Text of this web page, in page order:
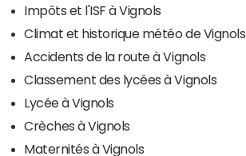
Impôts et l'ISF à Vignols
Climat et historique météo de Vignols
Accidents de la route à Vignols
Classement des lycées à Vignols
Lycée à Vignols
Crèches à Vignols
Maternités à Vignols